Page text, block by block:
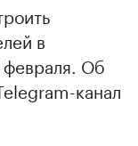
в
февраля. Об
канал